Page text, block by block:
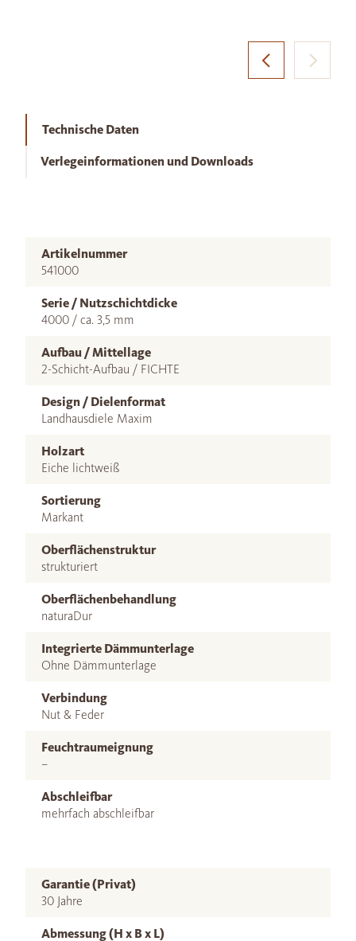
Technische Daten
Verlegeinformationen und Downloads
Artikelnummer
541000
Serie / Nutzschichtdicke
4000 / ca. 3,5 mm
Aufbau / Mittellage
2-Schicht-Aufbau / FICHTE
Design / Dielenformat
Landhausdiele Maxim
Holzart
Eiche lichtweiß
Sortierung
Markant
Oberflächenstruktur
strukturiert
Oberflächenbehandlung
naturaDur
Integrierte Dämmunterlage
Ohne Dämmunterlage
Verbindung
Nut & Feder
Feuchtraumeignung
–
Abschleifbar
mehrfach abschleifbar
Garantie (Privat)
30 Jahre
Abmessung (H x B x L)